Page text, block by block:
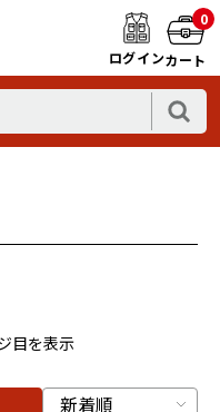
ログイン
0
カート
目を表示